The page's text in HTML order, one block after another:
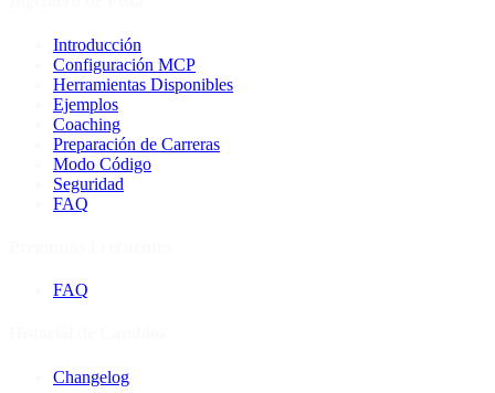
Introducción
Configuración MCP
Herramientas Disponibles
Ejemplos
Coaching
Preparación de Carreras
Modo Código
Seguridad
FAQ
FAQ
Changelog